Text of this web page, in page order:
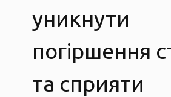
уникнути
погіршення
та сприяти